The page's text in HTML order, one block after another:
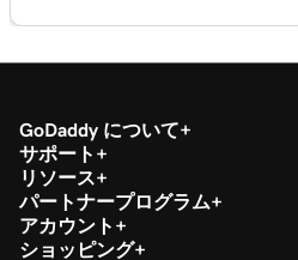
ョンの払い戻しまたは無効
レッスン 19 (/ 20)
QRコードを使用してトラ
理する
GoDaddy について
サポート
リソース
パートナープログラム
アカウント
ショッピング